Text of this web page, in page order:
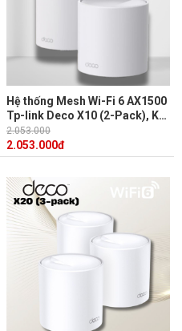
Hệ thống Mesh Wi-Fi 6 AX1500
Tp-link Deco X10 (2-Pack), Kết
nối nhanh, Nhiều thiết bị, Một
mạng hợp nhất.
2.053.000
2.053.000đ